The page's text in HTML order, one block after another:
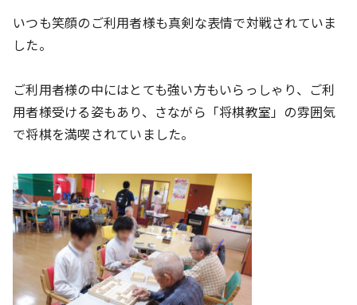
いつも笑顔のご利用者様も真剣な表情で対戦されていま
した。
ご利用者様の中にはとても強い方もいらっしゃり、ご利
用者様受ける姿もあり、さながら「将棋教室」の雰囲気
で将棋を満喫されていました。